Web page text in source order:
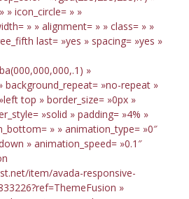
» icon_circle= » »
» » alignment= » » class= » »
last= »yes » spacing= »yes »
»
background_repeat= »no-repeat »
top » border_size= »0px »
»solid » padding= »4% »
» » animation_type= »0″
» animation_speed= »0.1″
item/avada-responsive-
»